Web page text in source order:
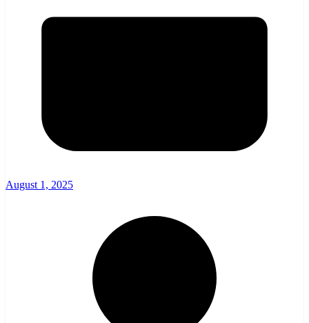
August 1, 2025